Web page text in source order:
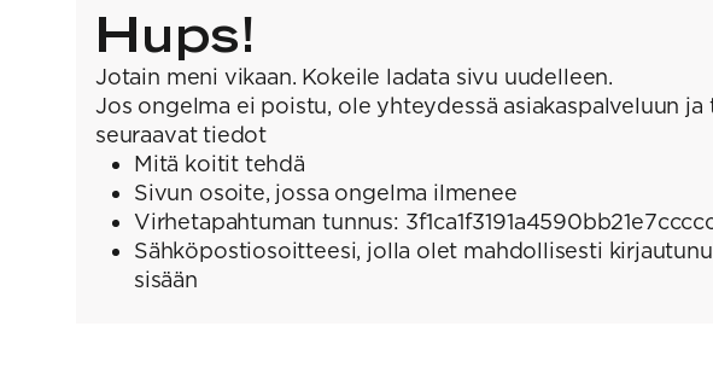
Hups!
Jotain meni vikaan. Kokeile ladata sivu uudelleen.
Jos ongelma ei poistu, ole yhteydessä asiakaspalveluun ja
seuraavat tiedot
Mitä koitit tehdä
Sivun osoite, jossa ongelma ilmenee
Virhetapahtuman tunnus:
Sähköpostiosoitteesi, jolla olet mahdollisesti
sisään